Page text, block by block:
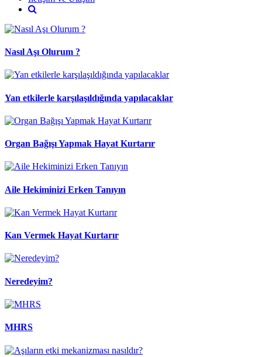
Nasıl Aşı Olurum ?
Yan etkilerle karşılaşıldığında yapılacaklar
Organ Bağışı Yapmak Hayat Kurtarır
Aile Hekiminizi Erken Tanıyın
Kan Vermek Hayat Kurtarır
Neredeyim?
MHRS